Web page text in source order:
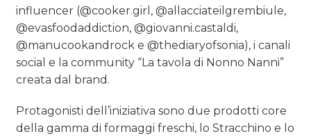
CASE HISTORY
OPINIONI
influencer (@cooker.girl, @allacciateilgrembiule,
@evasfoodaddiction, @giovanni.castaldi,
@manucookandrock e @thediaryofsonia), i canali
social e la community “La tavola di Nonno Nanni”
creata dal brand.
Protagonisti dell’iniziativa sono due prodotti core
della gamma di formaggi freschi, lo Stracchino e lo